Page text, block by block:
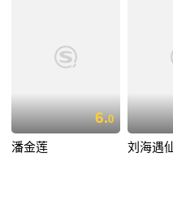
6.0
潘金莲 刘海遇